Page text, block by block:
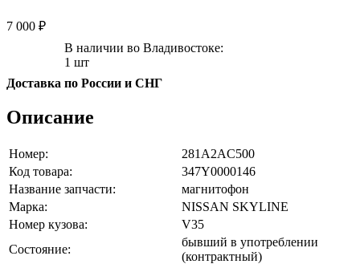
7 000 ₽
В наличии во Владивостоке:
1 шт
Доставка по России и СНГ
Описание
Номер:
281A2AC500
Код товара:
347Y0000146
Название запчасти:
магнитофон
Марка:
NISSAN SKYLINE
Номер кузова:
V35
Состояние:
бывший в употреблении
(контрактный)